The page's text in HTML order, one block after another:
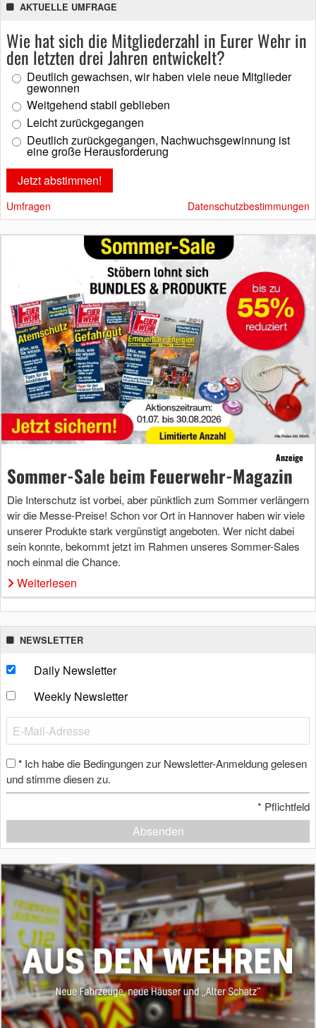
AKTUELLE UMFRAGE
Wie hat sich die Mitgliederzahl in Eurer Wehr in
den letzten drei Jahren entwickelt?
Deutlich gewachsen, wir haben viele neue Mitglieder
gewonnen
Weitgehend stabil geblieben
Leicht zurückgegangen
Deutlich zurückgegangen, Nachwuchsgewinnung ist
eine große Herausforderung
Umfragen Datenschutzbestimmungen
Anzeige
Sommer-Sale beim Feuerwehr-Magazin
Die Interschutz ist vorbei, aber pünktlich zum Sommer verlängern
wir die Messe-Preise! Schon vor Ort in Hannover haben wir viele
unserer Produkte stark vergünstigt angeboten. Wer nicht dabei
sein konnte, bekommt jetzt im Rahmen unseres Sommer-Sales
noch einmal die Chance.
Weiterlesen
NEWSLETTER
Daily Newsletter
Weekly Newsletter
* Ich habe die Bedingungen zur Newsletter-Anmeldung gelesen
und stimme diesen zu.
* Pflichtfeld
Absenden